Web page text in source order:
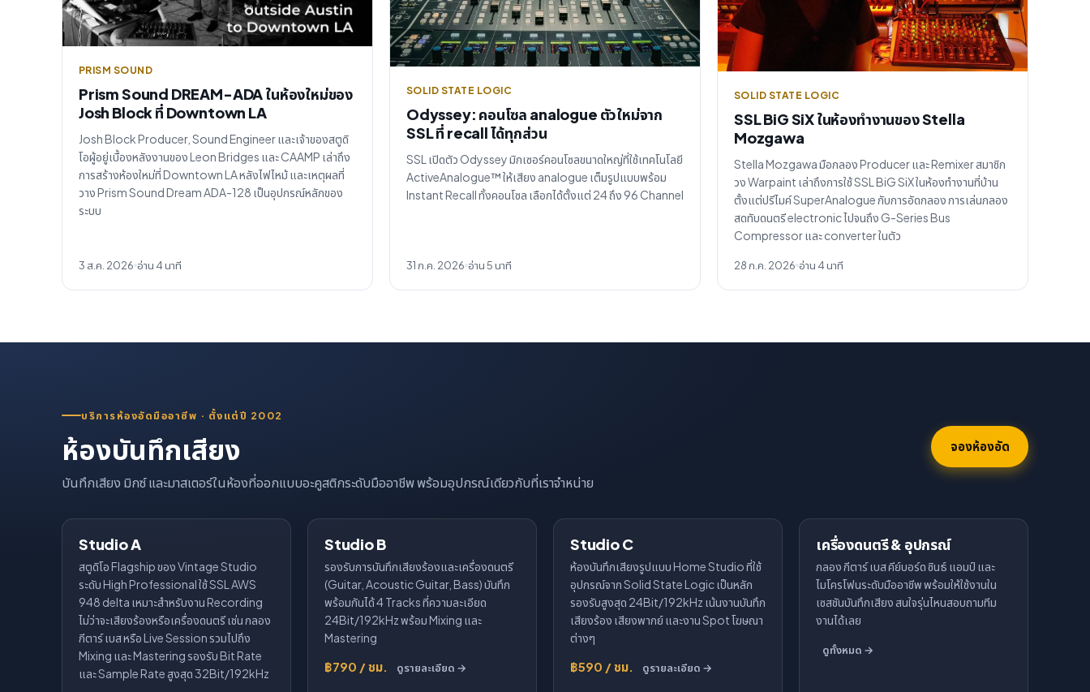
PRISM SOUND
Prism Sound DREAM-ADA ในห้องใหม่ของ
Josh Block ที่ Downtown LA
Josh Block Producer, Sound Engineer และเจ้าของสตูดิ
โอผู้อยู่เบื้องหลังงานของ Leon Bridges และ CAAMP เล่าถึง
การสร้างห้องใหม่ที่ Downtown LA หลังไฟไหม้ และเหตุผลที่
วาง Prism Sound Dream ADA-128 เป็นอุปกรณ์หลักของ
ระบบ
3 ส.ค. 2026 อ่าน 4 นาที
SOLID STATE LOGIC
Odyssey: คอนโซล analogue ตัวใหม่จาก
SSL ที่ recall ได้ทุกส่วน
SSL เปิดตัว Odyssey มิกเซอร์คอนโซลขนาดใหญ่ที่ใช้เทคโนโลยี
ActiveAnalogue™ ให้เสียง analogue เต็มรูปแบบพร้อม
Instant Recall ทั้งคอนโซล เลือกได้ตั้งแต่ 24 ถึง 96 Channel
31 ก.ค. 2026 อ่าน 5 นาที
SOLID STATE LOGIC
SSL BiG SiX ในห้องทำงานของ Stella
Mozgawa
Stella Mozgawa มือกลอง Producer และ Remixer สมาชิก
วง Warpaint เล่าถึงการใช้ SSL BiG SiX ในห้องทำงานที่บ้าน
ตั้งแต่ปรีไมค์ SuperAnalogue กับการอัดกลอง การเล่นกลอง
สดทับดนตรี electronic ไปจนถึง G-Series Bus
Compressor และ converter ในตัว
28 ก.ค. 2026 อ่าน 4 นาที
บริการห้องอัดมืออาชีพ · ตั้งแต่ปี 2002
ห้องบันทึกเสียง
บันทึกเสียง มิกซ์ และมาสเตอร์ในห้องที่ออกแบบอะคูสติกระดับมืออาชีพ พร้อมอุปกรณ์เดียวกับที่เราจำหน่าย
จองห้องอัด
Studio A
สตูดิโอ Flagship ของ Vintage Studio
ระดับ High Professional ใช้ SSL AWS
948 delta เหมาะสำหรับงาน Recording
ไม่ว่าจะเสียงร้องหรือเครื่องดนตรี เช่น กลอง
กีตาร์ เบส หรือ Live Session รวมไปถึง
Mixing และ Mastering รองรับ Bit Rate
และ Sample Rate สูงสุด 32Bit/192kHz
Studio B
รองรับการบันทึกเสียงร้องและเครื่องดนตรี
(Guitar, Acoustic Guitar, Bass) บันทึก
พร้อมกันได้ 4 Tracks ที่ความละเอียด
24Bit/192kHz พร้อม Mixing และ
Mastering
฿790 / ชม. ดูรายละเอียด →
ปิดปรับปรุง
Studio C
ห้องบันทึกเสียงรูปแบบ Home Studio ที่ใช้
อุปกรณ์จาก Solid State Logic เป็นหลัก
รองรับสูงสุด 24Bit/192kHz เน้นงานบันทึก
เสียงร้อง เสียงพากย์ และงาน Spot โฆษณา
ต่างๆ
฿590 / ชม. ดูรายละเอียด →
เครื่องดนตรี & อุปกรณ์
กลอง กีตาร์ เบส คีย์บอร์ด ซินธ์ แอมป์ และ
ไมโครโฟนระดับมืออาชีพ พร้อมให้ใช้งานใน
เซสชันบันทึกเสียง สนใจรุ่นไหนสอบถามทีม
งานได้เลย
ดูทั้งหมด →